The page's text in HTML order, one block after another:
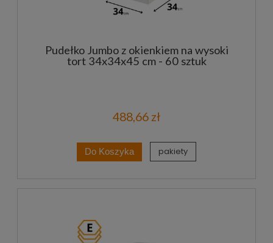
Pudełko Jumbo z okienkiem na wysoki
tort 34x34x45 cm - 60 sztuk
488,66 zł
Do Koszyka pakiety